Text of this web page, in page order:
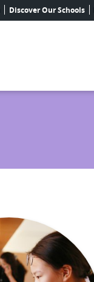
Discover Our Schools